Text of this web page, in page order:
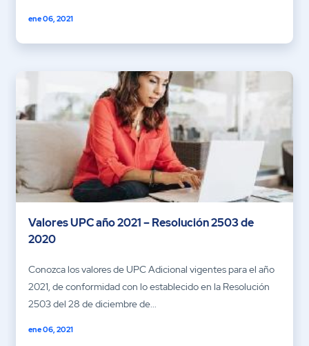
ene 06, 2021
Valores UPC año 2021 – Resolución 2503 de
2020
Conozca los valores de UPC Adicional vigentes para el año
2021, de conformidad con lo establecido en la Resolución
2503 del 28 de diciembre de...
ene 06, 2021